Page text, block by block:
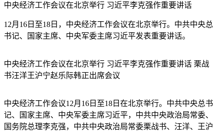
中央经济工作会议在北京举行 习近平李克强作重要讲话
12月16日至18日，中央经济工作会议在北京举行。中共中央总
书记、国家主席、中央军委主席习近平发表重要讲话。
中央经济工作会议在北京举行 习近平李克强作重要讲话 栗战
书汪洋王沪宁赵乐际韩正出席会议
中央经济工作会议12月16日至18日在北京举行。中共中央总书
记、国家主席、中央军委主席习近平，中共中央政治局常委、
国务院总理李克强，中共中央政治局常委栗战书、汪洋、王沪